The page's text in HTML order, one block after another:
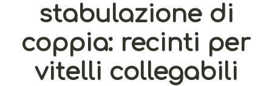
stabulazione di
coppia: recinti per
vitelli collegabili